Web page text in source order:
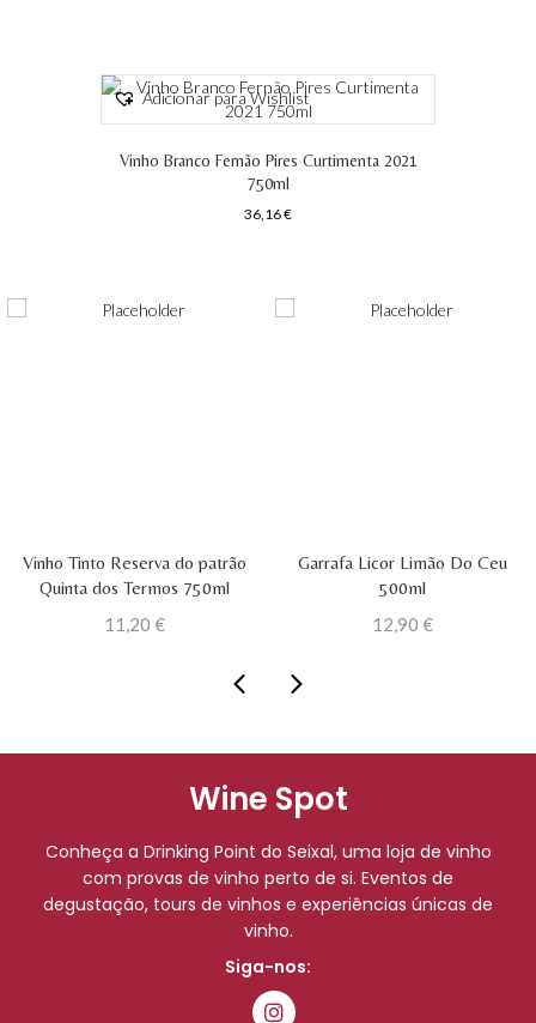
Adicionar para Wishlist
Vinho Branco Fernão Pires Curtimenta 2021
750ml
36,16€
Vinho Tinto Reserva do patrão
Quinta dos Termos 750ml
11,20 €
Garrafa Licor Limão Do Ceu
500ml
12,90 €
Wine Spot
Conheça a Drinking Point do Seixal, uma loja de vinho
com provas de vinho perto de si. Eventos de
degustação, tours de vinhos e experiências únicas de
vinho.
Siga-nos: